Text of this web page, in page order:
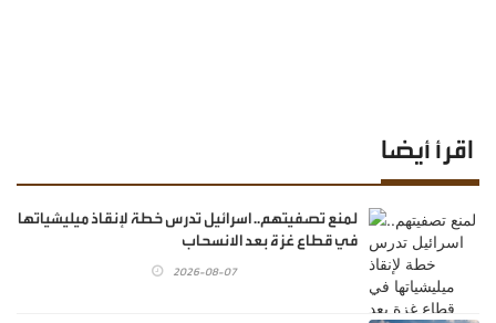
اقرأ أيضا
لمنع تصفيتهم.. اسرائيل تدرس خطة لإنقاذ ميليشياتها
في قطاع غزة بعد الانسحاب
2026-08-07